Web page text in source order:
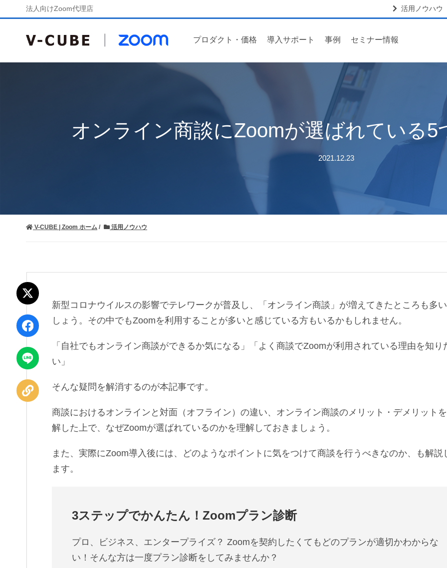
法人向けZoom代理店 活用ノウハウ
プロダクト・価格 導入サポート 事例 セミナー情報
オンライン商談にZoomが選ばれている5
2021.12.23
V-CUBE | Zoom ホーム 活用ノウハウ
ポスト
シェア
LINEで
送る
URLを
コピー
新型コロナウイルスの影響でテレワークが普及し、「オンライン商談」が増えてきたところも多
しょう。その中でもZoomを利用することが多いと感じている方もいるかもしれません。
「自社でもオンライン商談ができるか気になる」「よく商談でZoomが利用されている理由を知り
い」
そんな疑問を解消するのが本記事です。
商談におけるオンラインと対面（オフライン）の違い、オンライン商談のメリット・デメリット
解した上で、なぜZoomが選ばれているのかを理解しておきましょう。
また、実際にZoom導入後には、どのようなポイントに気をつけて商談を行うべきなのか、も解説
ます。
3ステップでかんたん！Zoomプラン診断
プロ、ビジネス、エンタープライズ？ Zoomを契約したくてもどのプランが適切かわからな
い！そんな方は一度プラン診断をしてみませんか？